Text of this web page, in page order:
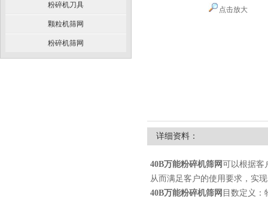
粉碎机刀具
颗粒机筛网
粉碎机筛网
点击放大
详细资料：
40B万能粉碎机筛网可以根据客
从而满足客户的使用要求，实
40B万能粉碎机筛网 目数定义